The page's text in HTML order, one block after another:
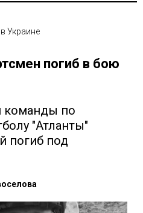
Украине
погиб в бою
команды по
"Атланты"
погиб под